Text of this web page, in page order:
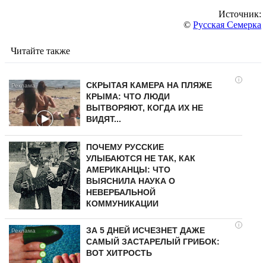
Источник:
© Русская Семерка
Читайте также
i
СКРЫТАЯ КАМЕРА НА ПЛЯЖЕ
КРЫМА: ЧТО ЛЮДИ
ВЫТВОРЯЮТ, КОГДА ИХ НЕ
ВИДЯТ...
ПОЧЕМУ РУССКИЕ
УЛЫБАЮТСЯ НЕ ТАК, КАК
АМЕРИКАНЦЫ: ЧТО
ВЫЯСНИЛА НАУКА О
НЕВЕРБАЛЬНОЙ
КОММУНИКАЦИИ
i
ЗА 5 ДНЕЙ ИСЧЕЗНЕТ ДАЖЕ
САМЫЙ ЗАСТАРЕЛЫЙ ГРИБОК:
ВОТ ХИТРОСТЬ